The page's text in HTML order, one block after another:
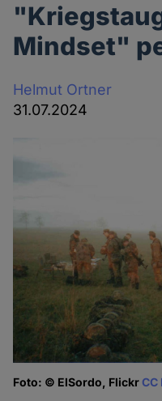
Mindset"
Helmut Ortner
31.07.2024
Foto: © ElSordo, FlickrCC